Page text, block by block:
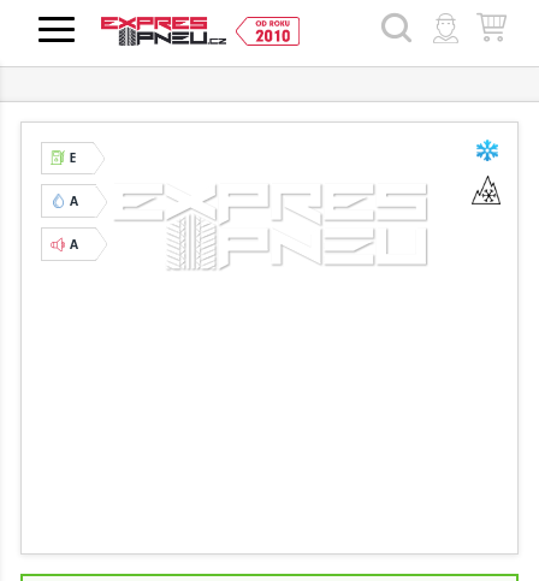
HLEDAT
E
A
A